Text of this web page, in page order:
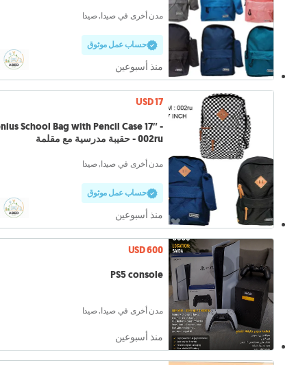
مدن أخرى في صيدا, صيدا
حساب عمل موثوق
منذ أسبوعين
USD 17
School Bag with Pencil Case 17″ -
002ru - حقيبة مدرسية مع مقلمة
مدن أخرى في صيدا, صيدا
حساب عمل موثوق
منذ أسبوعين
USD 600
PS5 console
مدن أخرى في صيدا, صيدا
منذ أسبوعين